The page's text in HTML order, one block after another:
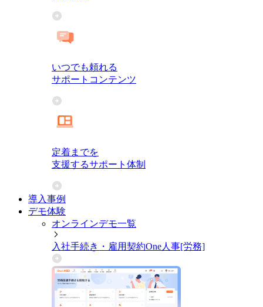
いつでも頼れる
サポートコンテンツ
定着までを
支援するサポート体制
導入事例
デモ体験
オンラインデモ一覧
入社手続き・雇用契約One人事[労務]